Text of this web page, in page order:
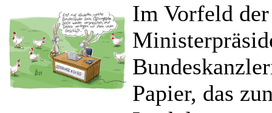
Im Vorfeld
Papier, das